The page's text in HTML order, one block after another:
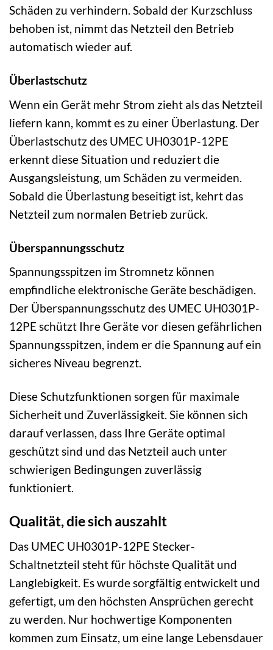
Schäden zu verhindern. Sobald der Kurzschluss
behoben ist, nimmt das Netzteil den Betrieb
automatisch wieder auf.
Überlastschutz
Wenn ein Gerät mehr Strom zieht als das Netzteil
liefern kann, kommt es zu einer Überlastung. Der
Überlastschutz des UMEC UH0301P-12PE
erkennt diese Situation und reduziert die
Ausgangsleistung, um Schäden zu vermeiden.
Sobald die Überlastung beseitigt ist, kehrt das
Netzteil zum normalen Betrieb zurück.
Überspannungsschutz
Spannungsspitzen im Stromnetz können
empfindliche elektronische Geräte beschädigen.
Der Überspannungsschutz des UMEC UH0301P-
12PE schützt Ihre Geräte vor diesen gefährlichen
Spannungsspitzen, indem er die Spannung auf ein
sicheres Niveau begrenzt.
Diese Schutzfunktionen sorgen für maximale
Sicherheit und Zuverlässigkeit. Sie können sich
darauf verlassen, dass Ihre Geräte optimal
geschützt sind und das Netzteil auch unter
schwierigen Bedingungen zuverlässig
funktioniert.
Qualität, die sich auszahlt
Das UMEC UH0301P-12PE Stecker-
Schaltnetzteil steht für höchste Qualität und
Langlebigkeit. Es wurde sorgfältig entwickelt und
gefertigt, um den höchsten Ansprüchen gerecht
zu werden. Nur hochwertige Komponenten
kommen zum Einsatz, um eine lange Lebensdauer